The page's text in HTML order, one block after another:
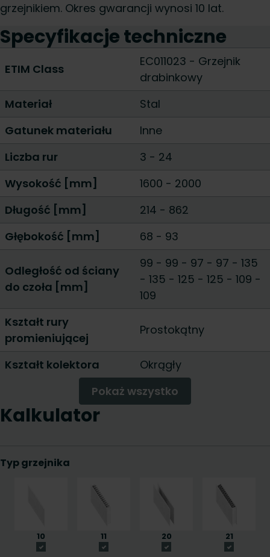
grzejnikiem. Okres gwarancji wynosi 10 lat.
Specyfikacje techniczne
ETIM Class
EC011023 - Grzejnik
drabinkowy
Materiał
Stal
Gatunek materiału
Inne
Liczba rur
3 - 24
Wysokość [mm]
1600 - 2000
Długość [mm]
214 - 862
Głębokość [mm]
68 - 93
Odległość od ściany
do czoła [mm]
99 - 99 - 97 - 97 - 135
- 135 - 125 - 125 - 109 -
109
Kształt rury
promieniującej
Prostokątny
Kształt kolektora
Okrągły
Pokaż wszystko
Kalkulator